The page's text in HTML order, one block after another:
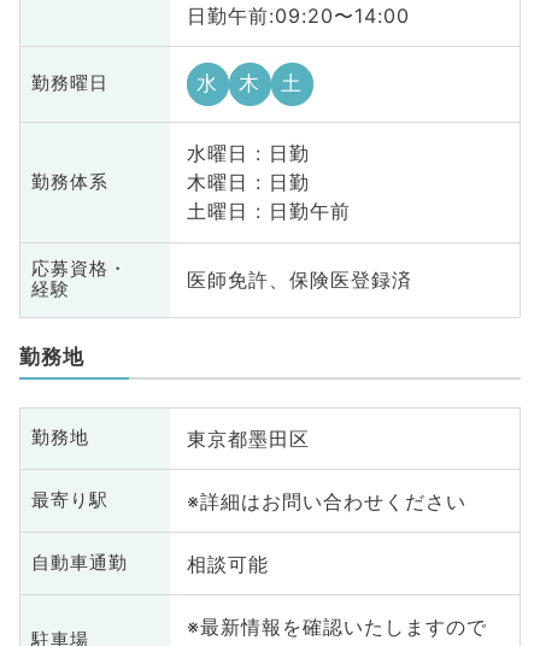
日勤午前:09:20〜14:00
勤務曜日 水 木 土
勤務体系
水曜日 : 日勤
木曜日 : 日勤
土曜日 : 日勤午前
応募資格・
経験
医師免許、保険医登録済
勤務地
勤務地 東京都墨田区
最寄り駅 ※詳細はお問い合わせください
自動車通勤 相談可能
駐車場
※最新情報を確認いたしますので